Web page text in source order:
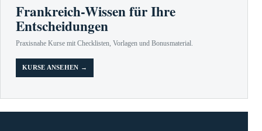
Frankreich-Wissen für Ihre
Entscheidungen
Praxisnahe Kurse mit Checklisten, Vorlagen und Bonusmaterial.
KURSE ANSEHEN →